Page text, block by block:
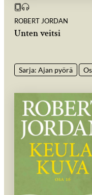
ROBERT JORDAN
Unten veitsi
Sarja: Ajan pyörä